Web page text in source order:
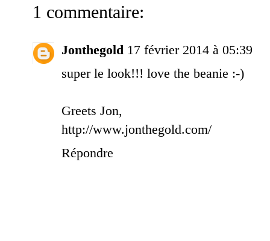
1 commentaire:
Jonthegold 17 février 2014 à 05:39
super le look!!! love the beanie :-)
Greets Jon,
http://www.jonthegold.com/
Répondre